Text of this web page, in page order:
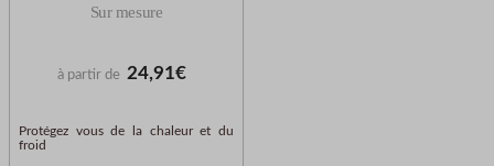
Sur mesure
à partir de 24,91€
Protégez vous de la chaleur et du
froid